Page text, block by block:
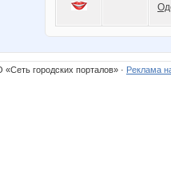
городских порталов» · Реклама